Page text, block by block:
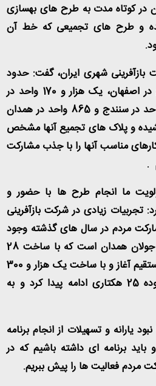
در کوتاه مدت به طرح های بهسازی
و طرح های تجمیعی که خط آن
.
شهری ایران، گفت: حدود
یک هزار و 590 واحد طرح در اصفهان، یک هزار و 170 واحد در
کرمانشاه، یک هزارو 242 واحد در سنندج و 865 واحد در همدان
و پلاک های تجمیع آنها مشخص
مناسب آنها را با جذب مشارکت
.
ما انجام طرح ها با حضور و
تجربیات زیادی در شرکت بازآفرینی
مردم در سال های گذشته وجود
دارد که نمونه بارز آن محله جولان همدان است که با ساخت 28
واحد توسط دولت به طور مستقیم آغاز و با ساخت یک هزار و 300
واحد توسط مردم در محدوده 25 هکتاری ادامه پیدا کرد و به
یارانه و تسهیلات از انجام برنامه
باید برنامه ای داشته باشیم که در
مردم فعالیت ها را پیش ببریم.